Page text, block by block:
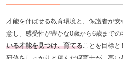
才能を伸ばせる教育環境と、保護者が
意し、感受性が豊かな0歳から6歳まで
いる才能を見つけ、育てることを目標と